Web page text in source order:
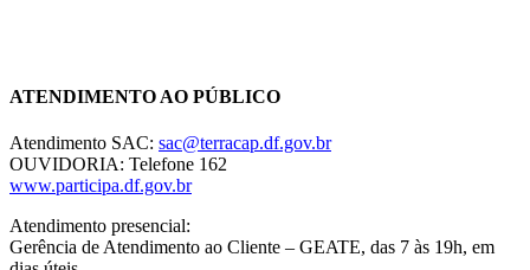
ATENDIMENTO AO PÚBLICO
Atendimento SAC: sac@terracap.df.gov.br
OUVIDORIA: Telefone 162
www.participa.df.gov.br
Atendimento presencial:
Gerência de Atendimento ao Cliente – GEATE, das 7 às 19h, em